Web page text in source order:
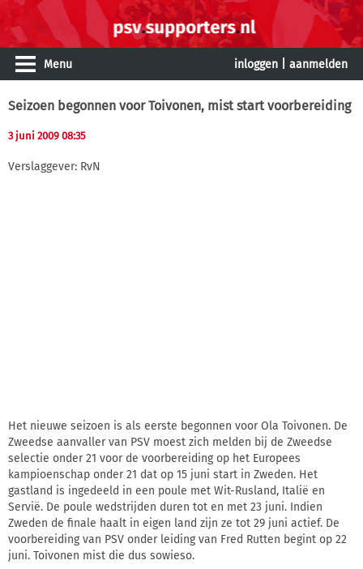
Menu inloggen aanmelden
Seizoen begonnen voor Toivonen, mist start voorbereiding
3 juni 2009 08:35
Verslaggever: RvN
Het nieuwe seizoen is als eerste begonnen voor Ola Toivonen. De
Zweedse aanvaller van PSV moest zich melden bij de Zweedse
selectie onder 21 voor de voorbereiding op het Europees
kampioenschap onder 21 dat op 15 juni start in Zweden. Het
gastland is ingedeeld in een poule met Wit-Rusland, Italië en
Servië. De poule wedstrijden duren tot en met 23 juni. Indien
Zweden de finale haalt in eigen land zijn ze tot 29 juni actief. De
voorbereiding van PSV onder leiding van Fred Rutten begint op 22
juni. Toivonen mist die dus sowieso.